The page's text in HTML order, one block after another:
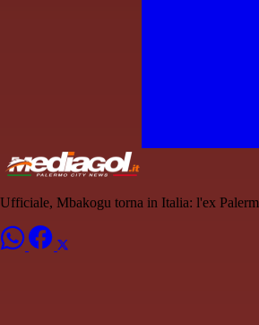
Ufficiale, Mbakogu torna in Italia: l'ex